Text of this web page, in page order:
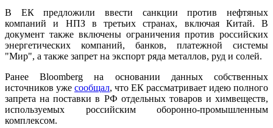
В ЕК предложили ввести санкции против нефтяных
компаний и НПЗ в третьих странах, включая Китай. В
документ также включены ограничения против российских
энергетических компаний, банков, платежной системы
"Мир", а также запрет на экспорт ряда металлов, руд и солей.
Ранее Bloomberg на основании данных собственных
источников уже сообщал, что ЕК рассматривает идею полного
запрета на поставки в РФ отдельных товаров и химвеществ,
используемых российским оборонно-промышленным
комплексом.